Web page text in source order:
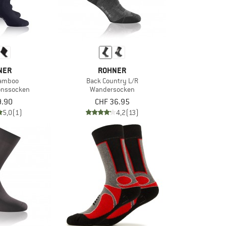
5,0(1)
ROHNER
Back Country L/R
Wandersocken
CHF 36.95
4,2(13)